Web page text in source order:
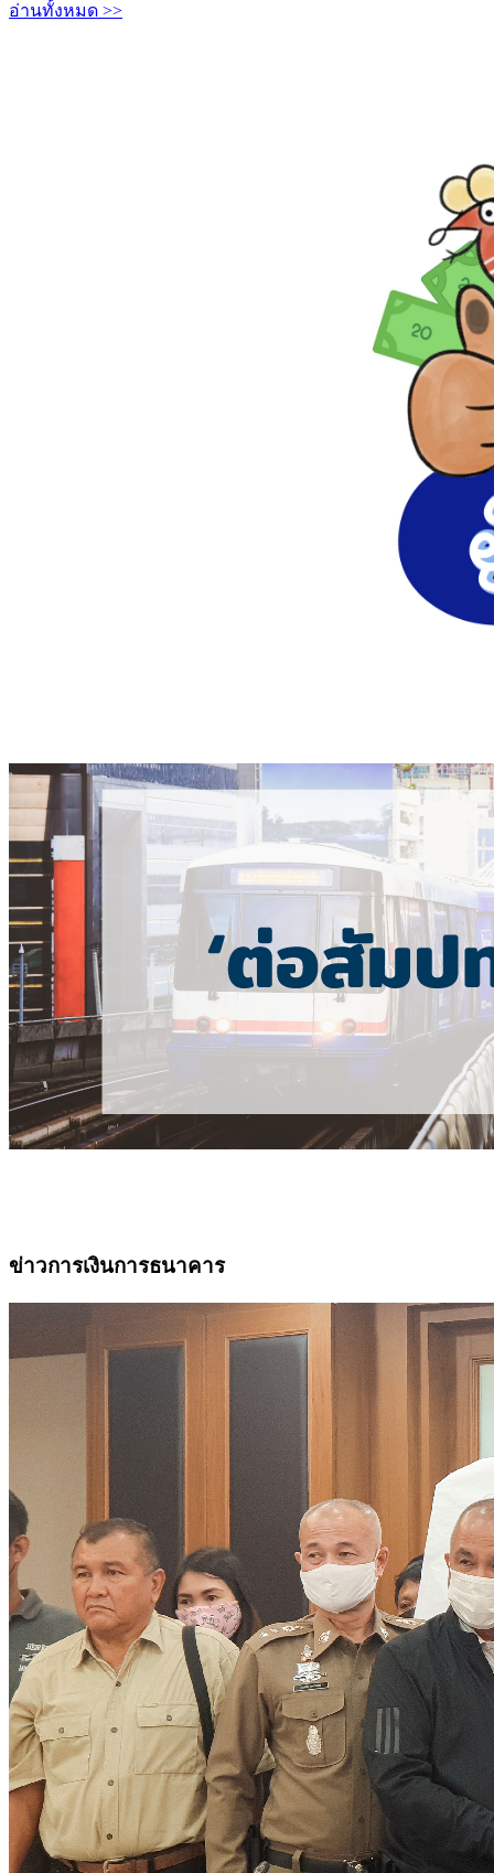
อ่านทั้งหมด >>
ข่าวการเงินการธนาคาร